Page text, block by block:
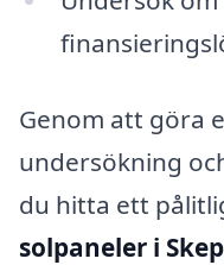
Genom att göra
undersökning
du hitta ett
solpaneler i